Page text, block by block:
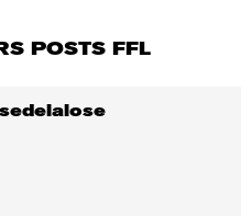
POSTS FFL